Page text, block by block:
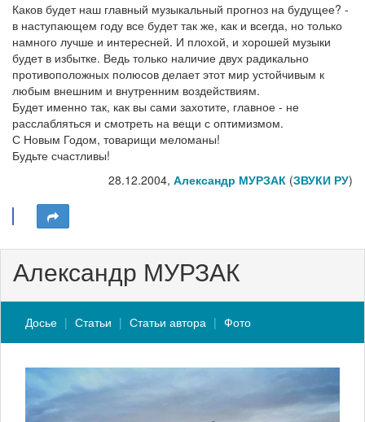
Каков будет наш главный музыкальный прогноз на будущее? -
в наступающем году все будет так же, как и всегда, но только
намного лучше и интересней. И плохой, и хорошей музыки
будет в избытке. Ведь только наличие двух радикально
противоположных полюсов делает этот мир устойчивым к
любым внешним и внутренним воздействиям.
Будет именно так, как вы сами захотите, главное - не
расслабляться и смотреть на вещи с оптимизмом.
С Новым Годом, товарищи меломаны!
Будьте счастливы!
28.12.2004, Александр МУРЗАК (ЗВУКИ РУ)
Александр МУРЗАК
Досье Статьи Статьи автора Фото